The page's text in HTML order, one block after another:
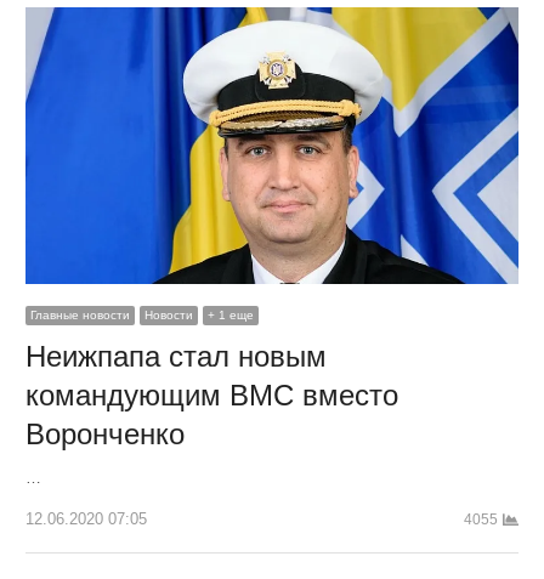
Главные новости Новости + 1 еще
Неижпапа стал новым
командующим ВМС вместо
Воронченко
12.06.2020 07:05 4055